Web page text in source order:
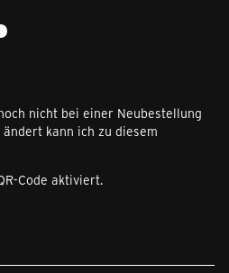
nicht bei einer Neubestellung
ändert kann ich zu diesem
Code aktiviert.